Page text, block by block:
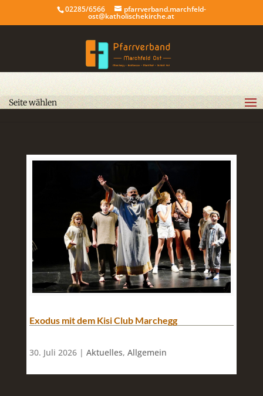
02285/6566 pfarrverband.marchfeld-
ost@katholischekirche.at
Seite wählen
Exodus mit dem Kisi Club Marchegg
30. Juli 2026 | Aktuelles, Allgemein